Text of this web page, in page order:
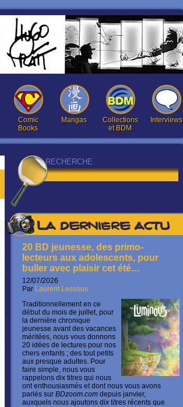
Comic
Books
Mangas
Collections
et BDM
Interviews
La dernière actu
20 BD jeunesse, des primo-
lecteurs aux adolescents, pour
buller avec plaisir cet été…
12/07/2026
Par Laurent Lessous
Traditionnellement en ce
début du mois de juillet, pour
la dernière chronique
jeunesse avant des vacances
méritées, nous vous donnons
20 idées de lectures pour nos
chers enfants ; des tout petits
aux presque adultes. Pour
faire simple, nous vous
rappelons dix titres qui nous
ont enthousiasmés et dont nous vous avons
parlés sur BDzoom.com depuis janvier,
auxquels nous ajoutons dix titres récents que